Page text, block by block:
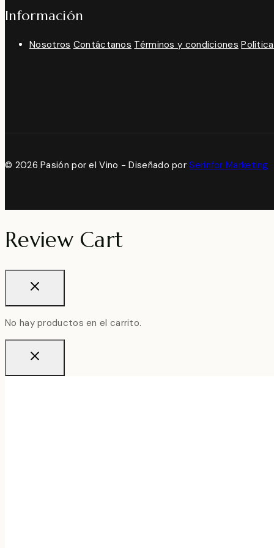
Información
Nosotros Contáctanos Términos y condiciones
© 2026 Pasión por el Vino - Diseñado porSerinfor Marketing
Review Cart
No hay productos en el carrito.